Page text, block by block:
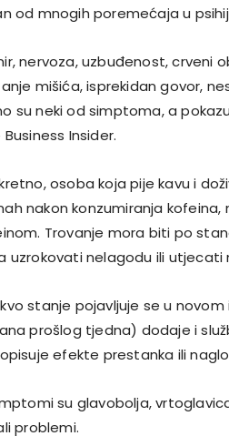
od mnogih poremećaja u
nervoza, uzbuđenost, crveni
mišića, isprekidan govor,
su neki od simptoma, a
Business Insider.
osoba koja pije kavu i
nakon konzumiranja
Trovanje mora biti po
uzrokovati nelagodu ili
stanje pojavljuje se u
prošlog tjedna) dodaje i
efekte prestanka ili
su glavobolja,
problemi.